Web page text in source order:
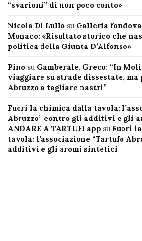
“svarioni” di non poco conto»
Nicola Di Lullo su Galleria
Monaco: «Risultato storico che
politica della Giunta D’Alfonso»
Pino su Gamberale, Greco: “In
viaggiare su strade dissestate, ma
Abruzzo a tagliare nastri”
Fuori la chimica dalla tavola:
Abruzzo” contro gli additivi e gli
ANDARE A TARTUFI app su Fuori
tavola: l’associazione “Tartufo
additivi e gli aromi sintetici